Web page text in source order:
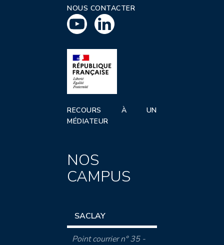
NOUS CONTACTER
RECOURS À UN
MÉDIATEUR
NOS
CAMPUS
SACLAY
Point courrier n° 35 -